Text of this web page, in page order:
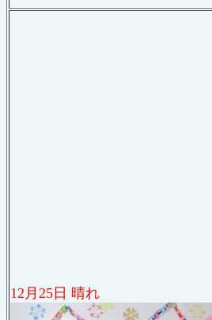
12 月 25 日 晴れ